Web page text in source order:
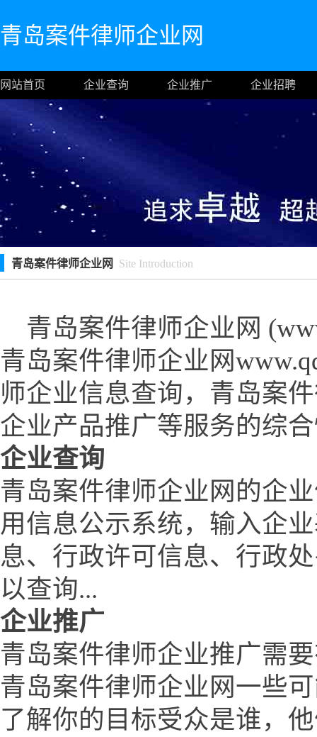
青岛案件律师企业网
网站首页 企业查询 企业推广 企业招聘
青岛案件律师企业网 Site Introduction
青岛案件律师企业网
青岛案件律师企业网
师企业信息查询，青岛案
企业产品推广等服务的综
企业查询
青岛案件律师企业网的企
用信息公示系统，输入企
息、行政许可信息、行政
以查询...
企业推广
青岛案件律师企业推广需
青岛案件律师企业网一些
了解你的目标受众是谁，